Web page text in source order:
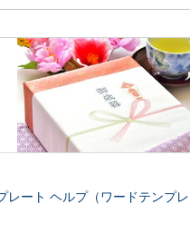
レート ヘルプ（ワードテンプレ